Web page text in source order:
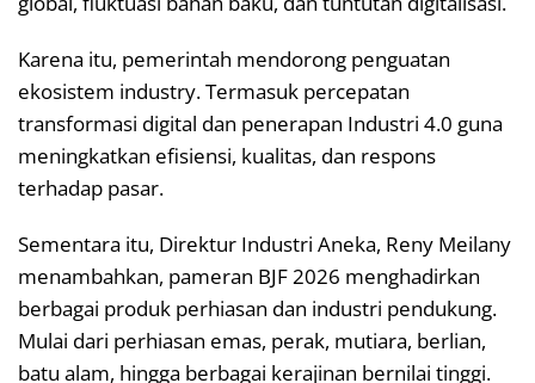
Karena itu, pemerintah mendorong penguatan
ekosistem industry. Termasuk percepatan
transformasi digital dan penerapan Industri 4.0 guna
meningkatkan efisiensi, kualitas, dan respons
terhadap pasar.
Sementara itu, Direktur Industri Aneka, Reny Meilany
menambahkan, pameran BJF 2026 menghadirkan
berbagai produk perhiasan dan industri pendukung.
Mulai dari perhiasan emas, perak, mutiara, berlian,
batu alam, hingga berbagai kerajinan bernilai tinggi.